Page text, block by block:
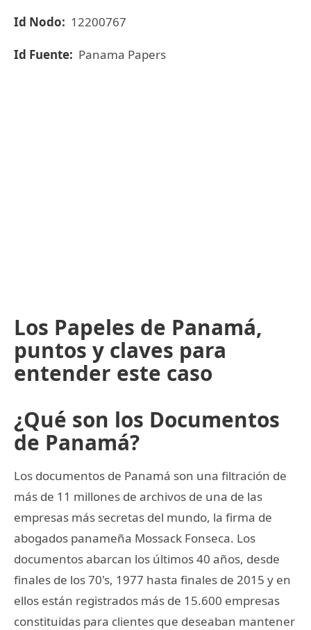
Id Nodo: 12200767
Id Fuente: Panama Papers
Los Papeles de Panamá,
puntos y claves para
entender este caso
¿Qué son los Documentos
de Panamá?
Los documentos de Panamá son una filtración de
más de 11 millones de archivos de una de las
empresas más secretas del mundo, la firma de
abogados panameña Mossack Fonseca. Los
documentos abarcan los últimos 40 años, desde
finales de los 70's, 1977 hasta finales de 2015 y en
ellos están registrados más de 15.600 empresas
constituidas para clientes que deseaban mantener